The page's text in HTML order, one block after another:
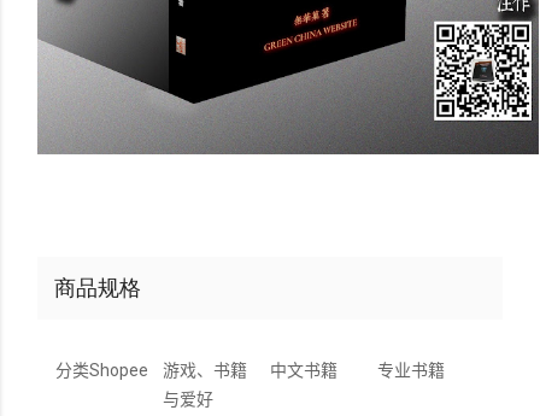
商品规格
分类Shopee
游戏、书籍
与爱好
中文书籍 专业书籍